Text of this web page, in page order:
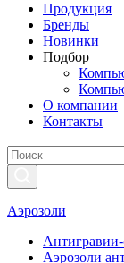
Продукция
Бренды
Новинки
Подбор
О компании
Контакты
Аэрозоли
Аэрозоли